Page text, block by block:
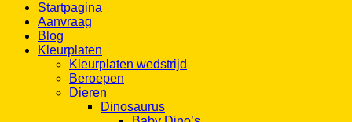
Startpagina
Aanvraag
Blog
Kleurplaten
Kleurplaten wedstrijd
Beroepen
Dieren
Dinosaurus